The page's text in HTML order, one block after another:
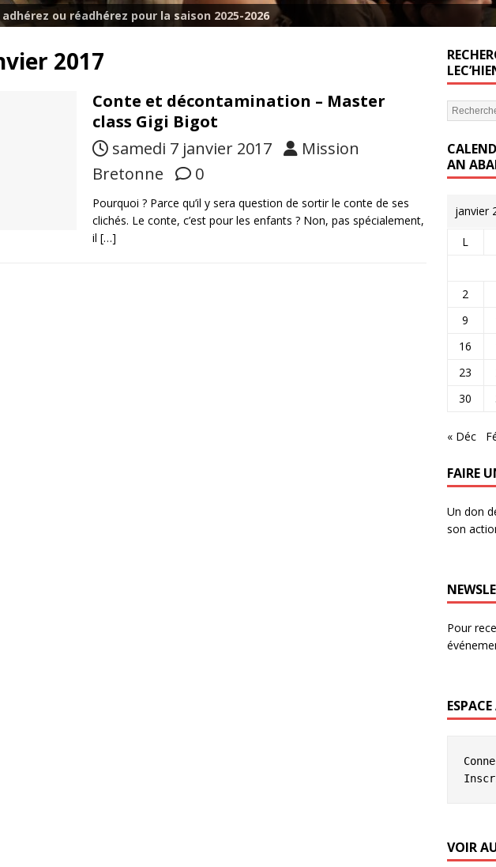
ou réadhérez pour la saison 2025-2026
2017
Conte et décontamination – Master
class Gigi Bigot
samedi 7 janvier 2017
Mission
Bretonne
0
Pourquoi ? Parce qu’il y sera question de sortir le conte de ses
clichés. Le conte, c’est pour les enfants ? Non, pas spécialement,
il […]
AN
janvier
L
2
9
16
23
30
« Déc
FAIRE
Un don
son
Pour
VOIR